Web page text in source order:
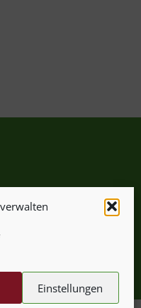
Einstellungen